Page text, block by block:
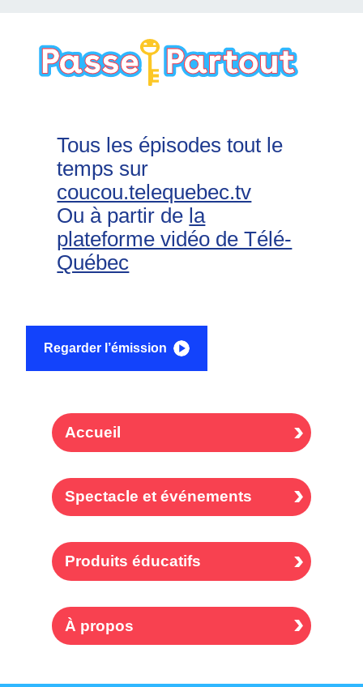
Tous les épisodes tout le
temps sur
coucou.telequebec.tv
Ou à partir de la
plateforme vidéo de Télé-
Québec
Regarder l’émission
Accueil
Spectacle et événements
Produits éducatifs
À propos